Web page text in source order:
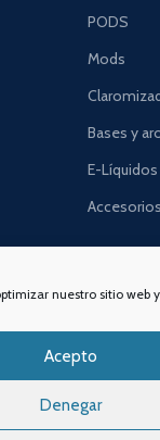
nuestro sitio web
Acepto
Denegar
PODS
Mods
Bases y
E-Líquidos
Accesorios
VAPIN,